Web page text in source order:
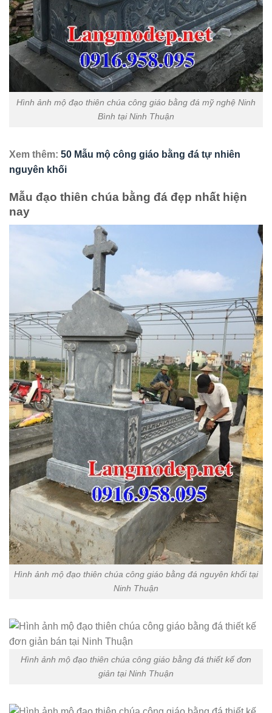
Hình ảnh mộ đạo thiên chúa công giáo bằng đá mỹ nghệ Ninh
Bình tại Ninh Thuận
Xem thêm: 50 Mẫu mộ công giáo bằng đá tự nhiên
nguyên khối
Mẫu đạo thiên chúa bằng đá đẹp nhất hiện
nay
Hình ảnh mộ đạo thiên chúa công giáo bằng đá nguyên khối tại
Ninh Thuận
Hình ảnh mộ đạo thiên chúa công giáo bằng đá thiết kế đơn
giản tại Ninh Thuận